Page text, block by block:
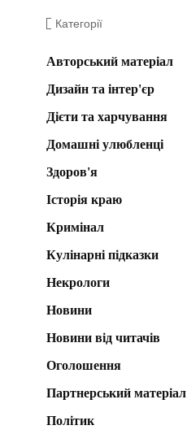
Категорії
Авторський матеріал
Дизайн та інтер'єр
Дієти та харчування
Домашні улюбленці
Здоров'я
Історія краю
Кримінал
Кулінарні підказки
Некрологи
Новини
Новини від читачів
Оголошення
Партнерський матеріал
Політик